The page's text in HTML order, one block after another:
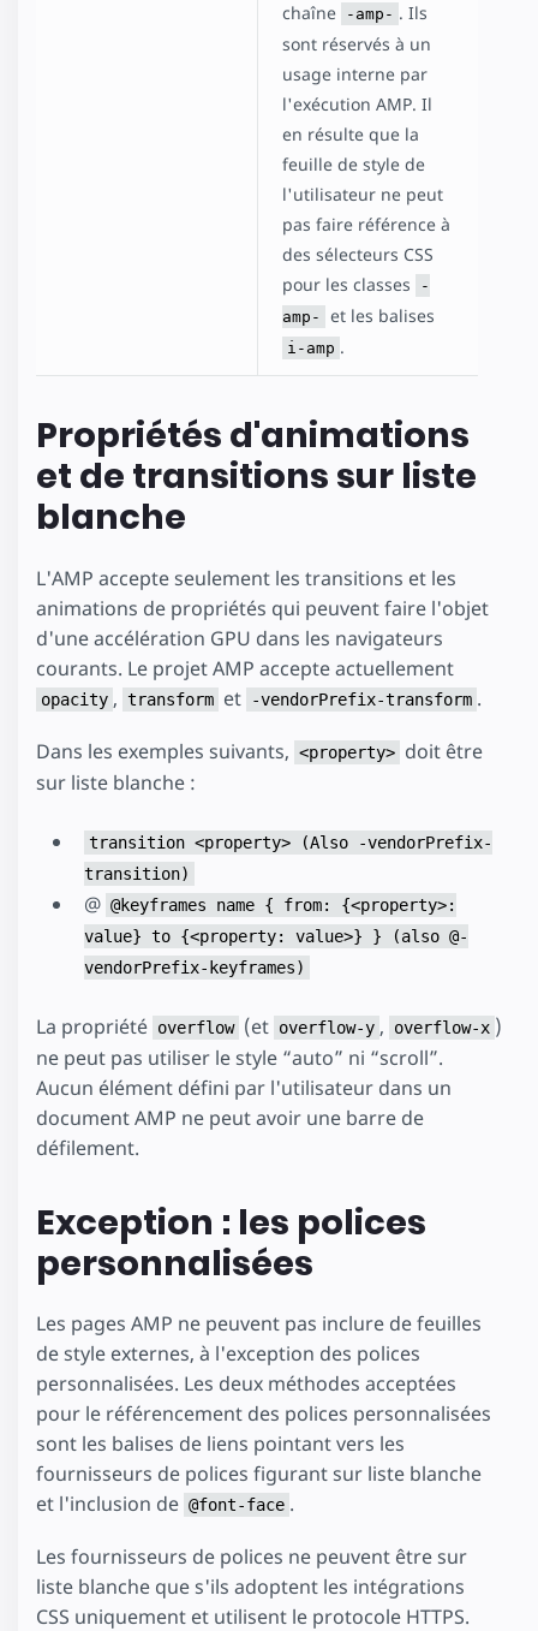
chaîne -amp- . Ils
sont réservés à un
usage interne par
l'exécution AMP. Il
en résulte que la
feuille de style de
l'utilisateur ne peut
pas faire référence à
des sélecteurs CSS
pour les classes
-
amp-
et les balises
i-amp .
Propriétés d'animations
et de transitions sur liste
blanche
L'AMP accepte seulement les transitions et les
animations de propriétés qui peuvent faire l'objet
d'une accélération GPU dans les navigateurs
courants. Le projet AMP accepte actuellement
opacity , transform et -vendorPrefix-transform .
Dans les exemples suivants, <property> doit être
sur liste blanche :
transition <property> (Also -vendorPrefix-
transition)
@ @keyframes name { from: {<property>:
value} to {<property: value>} } (also @-
vendorPrefix-keyframes)
La propriété overflow (et overflow-y , overflow-x )
ne peut pas utiliser le style “auto” ni “scroll”.
Aucun élément défini par l'utilisateur dans un
document AMP ne peut avoir une barre de
défilement.
Exception : les polices
personnalisées
Les pages AMP ne peuvent pas inclure de feuilles
de style externes, à l'exception des polices
personnalisées. Les deux méthodes acceptées
pour le référencement des polices personnalisées
sont les balises de liens pointant vers les
fournisseurs de polices figurant sur liste blanche
et l'inclusion de @font-face .
Les fournisseurs de polices ne peuvent être sur
liste blanche que s'ils adoptent les intégrations
CSS uniquement et utilisent le protocole HTTPS.